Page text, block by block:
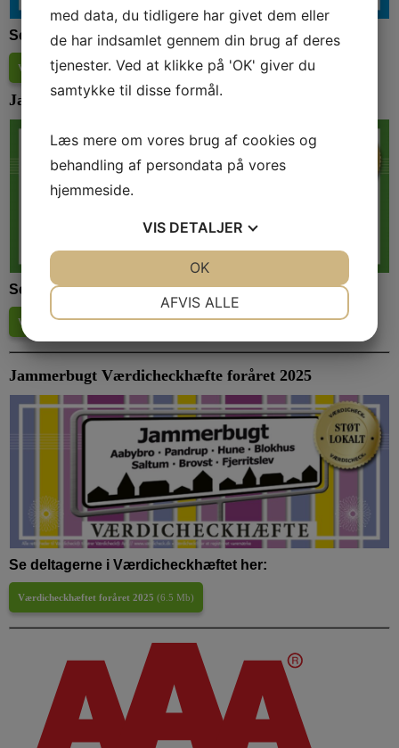
Se deltagerne i Værdicheckhæftet her:
Værdicheckhæftet foråret 2026( 8.3 Mb)
Jammerbugt Værdicheckhæfte efteråret 2025
Se deltagerne i Værdicheckhæftet her:
Værdicheckhæftet efteråret 2025(6.4 Mb)
Jammerbugt Værdicheckhæfte foråret 2025
Se deltagerne i Værdicheckhæftet her:
Værdicheckhæftet foråret 2025 (6.5 Mb)
med data, du tidligere har givet dem eller
de har indsamlet gennem din brug af deres
tjenester. Ved at klikke på 'OK' giver du
samtykke til disse formål.
Læs mere om vores brug af cookies og
behandling af persondata på vores
hjemmeside.
VIS DETALJER
MARKETING STATISTIK
AFVIS ALLE
OK